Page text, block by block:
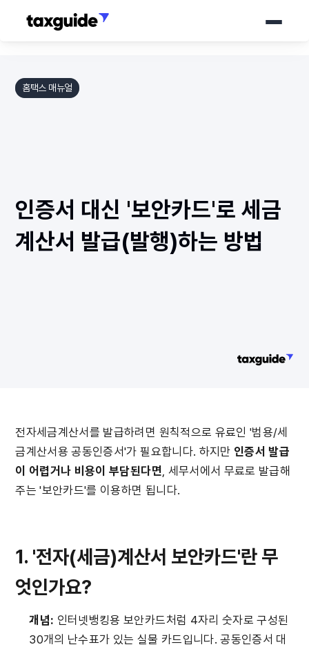
홈택스 매뉴얼
인증서 대신 '보안카드'로 세금
계산서 발급(발행)하는 방법
전자세금계산서를 발급하려면 원칙적으로 유료인 '범용/세
금계산서용 공동인증서'가 필요합니다. 하지만 인증서 발급
이 어렵거나 비용이 부담된다면, 세무서에서 무료로 발급해
주는 '보안카드'를 이용하면 됩니다.
1. '전자(세금)계산서 보안카드'란 무
엇인가요?
개념: 인터넷뱅킹용 보안카드처럼 4자리 숫자로 구성된
30개의 난수표가 있는 실물 카드입니다. 공동인증서 대
바로 상담하기